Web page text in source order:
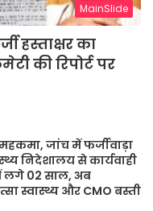
MainSlide
हस्ताक्षर का
की रिपोर्ट पर
जांच में फर्जीवाड़ा
निदेशालय से कार्यवाही
लगे 02 साल, अब
स्वास्थ्य और CMO बस्ती